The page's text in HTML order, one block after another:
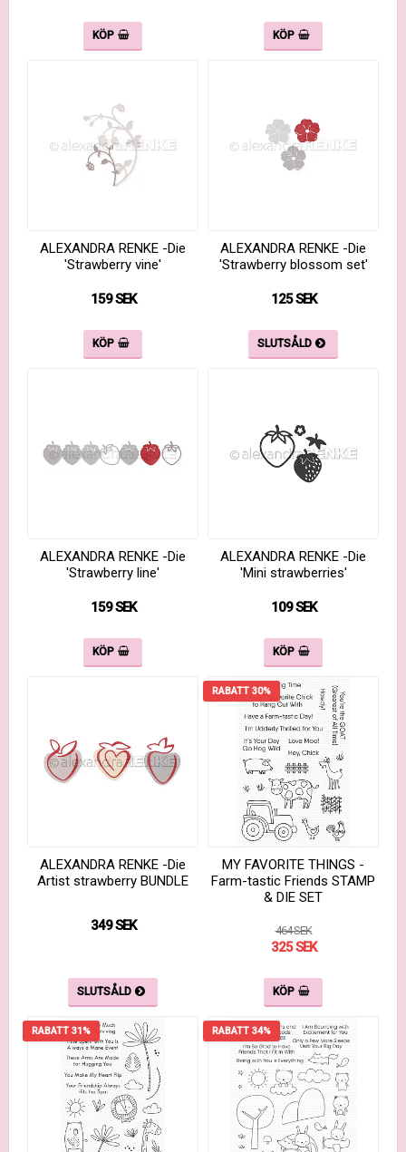
KÖP KÖP
ALEXANDRA RENKE -Die
'Strawberry vine'
159 SEK
KÖP
ALEXANDRA RENKE -Die
'Strawberry blossom set'
125 SEK
SLUTSÅLD
ALEXANDRA RENKE -Die
'Strawberry line'
159 SEK
KÖP
ALEXANDRA RENKE -Die
'Mini strawberries'
109 SEK
KÖP
ALEXANDRA RENKE -Die
Artist strawberry BUNDLE
349 SEK
SLUTSÅLD
RABATT 30%
MY FAVORITE THINGS -
Farm-tastic Friends STAMP
& DIE SET
464 SEK
325 SEK
KÖP
RABATT 31% RABATT 34%